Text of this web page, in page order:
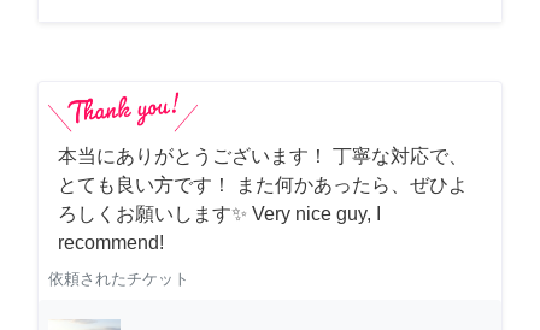
本当にありがとうございます！ 丁寧な対応で、
とても良い方です！ また何かあったら、ぜひよ
ろしくお願いします✨ Very nice guy, I
recommend!
依頼されたチケット